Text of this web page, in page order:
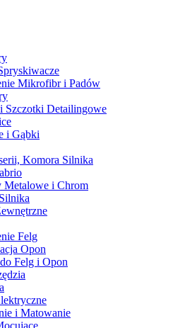
Mikrofibr i Padów
Szczotki Detailingowe
i Gąbki
Komora Silnika
Metalowe i Chrom
Felg
Opon
Felg i Opon
i Matowanie